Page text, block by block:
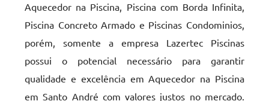
Aquecedor na Piscina, Piscina com Borda Infinita,
Piscina Concreto Armado e Piscinas Condominios,
porém, somente a empresa Lazertec Piscinas
possui o potencial necessário para garantir
qualidade e excelência em Aquecedor na Piscina
em Santo André com valores justos no mercado.